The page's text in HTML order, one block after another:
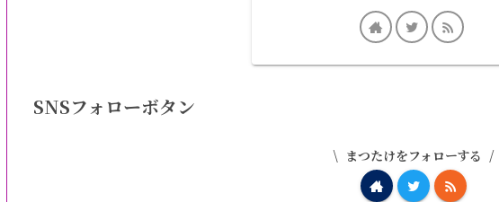
SNSフォローボタン
まつたけをフォローする